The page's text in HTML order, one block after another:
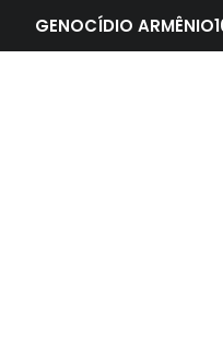
para
GENOCÍDIO ARMÊNIO